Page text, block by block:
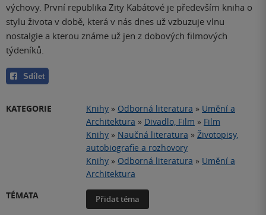
výchovy. První republika Zity Kabátové je především kniha o
stylu života v době, která v nás dnes už vzbuzuje vlnu
nostalgie a kterou známe už jen z dobových filmových
týdeníků.
Sdílet
KATEGORIE Knihy » Odborná literatura » Umění a
Architektura » Divadlo, Film » Film
Knihy » Naučná literatura » Životopisy,
autobiografie a rozhovory
Knihy » Odborná literatura » Umění a
Architektura
TÉMATA
Přidat téma